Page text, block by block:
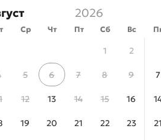
Ср Чт Пт Сб Вс
1 2
5 6 7 8 9
12 13 14 15 16
19 20 21 22 23
7
21